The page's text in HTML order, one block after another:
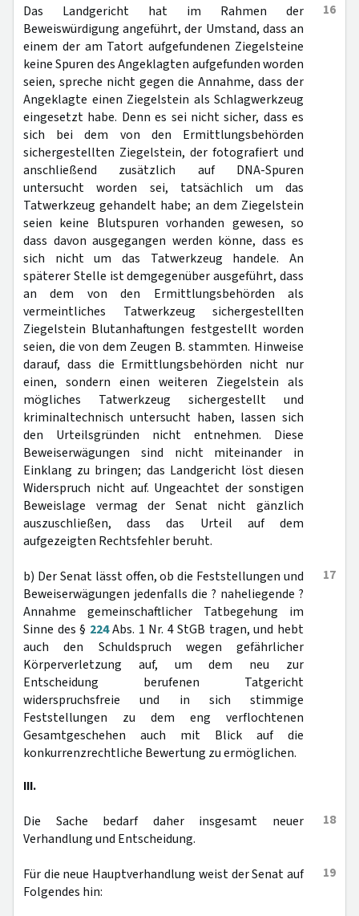
16
Das Landgericht hat im Rahmen der
Beweiswürdigung angeführt, der Umstand, dass an
einem der am Tatort aufgefundenen Ziegelsteine
keine Spuren des Angeklagten aufgefunden worden
seien, spreche nicht gegen die Annahme, dass der
Angeklagte einen Ziegelstein als Schlagwerkzeug
eingesetzt habe. Denn es sei nicht sicher, dass es
sich bei dem von den Ermittlungsbehörden
sichergestellten Ziegelstein, der fotografiert und
anschließend zusätzlich auf DNA-Spuren
untersucht worden sei, tatsächlich um das
Tatwerkzeug gehandelt habe; an dem Ziegelstein
seien keine Blutspuren vorhanden gewesen, so
dass davon ausgegangen werden könne, dass es
sich nicht um das Tatwerkzeug handele. An
späterer Stelle ist demgegenüber ausgeführt, dass
an dem von den Ermittlungsbehörden als
vermeintliches Tatwerkzeug sichergestellten
Ziegelstein Blutanhaftungen festgestellt worden
seien, die von dem Zeugen B. stammten. Hinweise
darauf, dass die Ermittlungsbehörden nicht nur
einen, sondern einen weiteren Ziegelstein als
mögliches Tatwerkzeug sichergestellt und
kriminaltechnisch untersucht haben, lassen sich
den Urteilsgründen nicht entnehmen. Diese
Beweiserwägungen sind nicht miteinander in
Einklang zu bringen; das Landgericht löst diesen
Widerspruch nicht auf. Ungeachtet der sonstigen
Beweislage vermag der Senat nicht gänzlich
auszuschließen, dass das Urteil auf dem
aufgezeigten Rechtsfehler beruht.
17
b) Der Senat lässt offen, ob die Feststellungen und
Beweiserwägungen jedenfalls die ? naheliegende ?
Annahme gemeinschaftlicher Tatbegehung im
Sinne des § 224Abs. 1 Nr. 4 StGB tragen, und hebt
auch den Schuldspruch wegen gefährlicher
Körperverletzung auf, um dem neu zur
Entscheidung berufenen Tatgericht
widerspruchsfreie und in sich stimmige
Feststellungen zu dem eng verflochtenen
Gesamtgeschehen auch mit Blick auf die
konkurrenzrechtliche Bewertung zu ermöglichen.
III.
18
Die Sache bedarf daher insgesamt neuer
Verhandlung und Entscheidung.
19
Für die neue Hauptverhandlung weist der Senat auf
Folgendes hin: